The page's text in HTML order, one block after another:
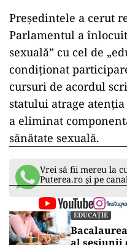
Singura formaţiune
solicitările
PLUS. Liberalii şi
ferit să-și exprime un
dezbaterile de
România este plasată
doilea în Uniunea
mame adolescente,
Preşedintele a cerut
Parlamentul a înlocuit
sexuală” cu cel de